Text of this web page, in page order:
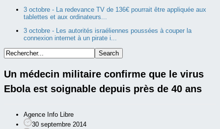
3 octobre - La redevance TV de 136€ pourrait être appliquée aux
tablettes et aux ordinateurs...
3 octobre - Les autorités israéliennes poussées à couper la
connexion internet à un pirate i...
Un médecin militaire confirme que le virus
Ebola est soignable depuis près de 40 ans
Agence Info Libre
30 septembre 2014